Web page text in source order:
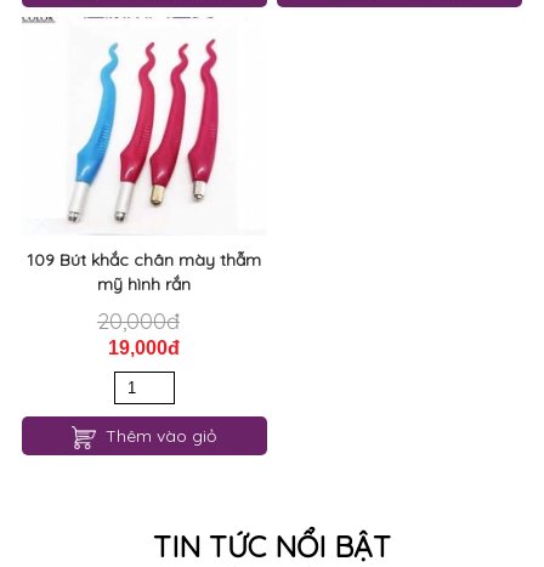
109 Bút khắc chân mày thẫm
mỹ hình rắn
20,000đ
19,000đ
Thêm vào giỏ
TIN TỨC NỔI BẬT